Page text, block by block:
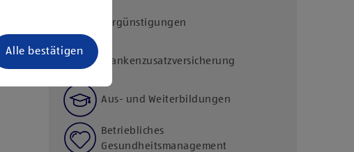
Vergünstigungen
Krankenzusatzversicherung
Aus- und Weiterbildungen
Betriebliches
Gesundheitsmanagement
Alle bestätigen